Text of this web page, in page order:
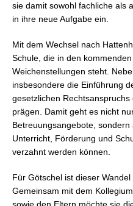
sie damit sowohl fachliche als
in ihre neue Aufgabe ein.
Mit dem Wechsel nach
Schule, die in den
Weichenstellungen steht.
insbesondere die Einführung
gesetzlichen
prägen. Damit geht es nicht
Betreuungsangebote,
Unterricht, Förderung und
verzahnt werden können.
Für Götschel ist dieser
Gemeinsam mit dem